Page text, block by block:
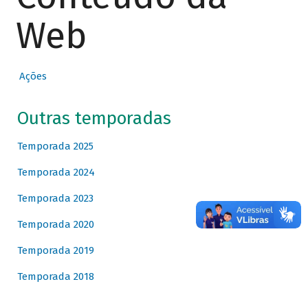
Web
Ações
Outras temporadas
Temporada 2025
Temporada 2024
Temporada 2023
Temporada 2020
Temporada 2019
Temporada 2018